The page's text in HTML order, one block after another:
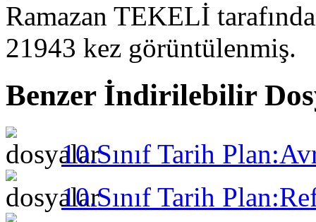
Ramazan TEKELİ
21943 kez görüntülenmiş.
Benzer İndirilebilir
10.Sınıf Tarih
10.Sınıf Tarih